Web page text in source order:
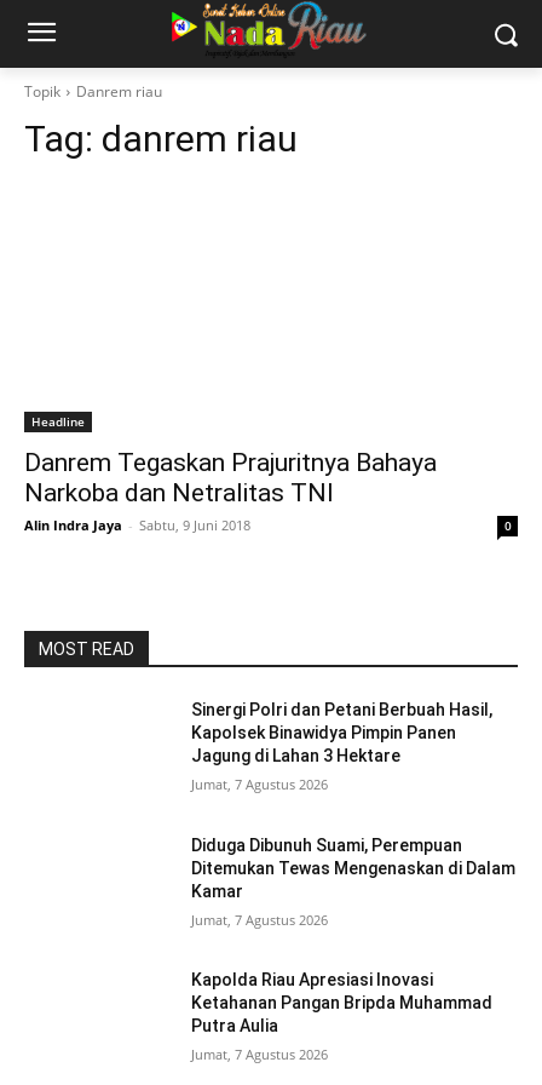
Topik Danrem riau
Tag: danrem riau
Headline
Danrem Tegaskan Prajuritnya Bahaya
Narkoba dan Netralitas TNI
Alin Indra Jaya - Sabtu, 9 Juni 2018 0
MOST READ
Sinergi Polri dan Petani Berbuah Hasil,
Kapolsek Binawidya Pimpin Panen
Jagung di Lahan 3 Hektare
Jumat, 7 Agustus 2026
Diduga Dibunuh Suami, Perempuan
Ditemukan Tewas Mengenaskan di Dalam
Kamar
Jumat, 7 Agustus 2026
Kapolda Riau Apresiasi Inovasi
Ketahanan Pangan Bripda Muhammad
Putra Aulia
Jumat, 7 Agustus 2026